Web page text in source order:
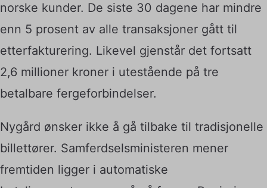
norske kunder. De siste 30 dagene har mindre
enn 5 prosent av alle transaksjoner gått til
etterfakturering. Likevel gjenstår det fortsatt
2,6 millioner kroner i utestående på tre
betalbare fergeforbindelser.
Nygård ønsker ikke å gå tilbake til tradisjonelle
billettører. Samferdselsministeren mener
fremtiden ligger i automatiske